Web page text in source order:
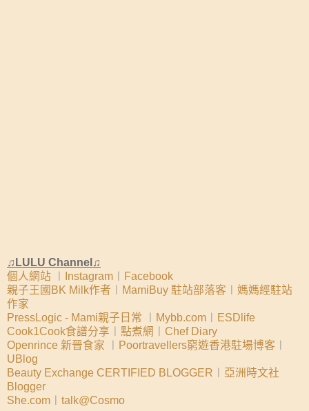
♫LULU Channel♫
個人網站
Instagram
Facebook
親子王國BK Milk作者
MamiBuy 駐站部落客
媽媽經駐站
作家
PressLogic - Mami親子日常
Mybb.com
ESDlife
Cook1Cook食譜分享
點煮網
Chef Diary
Openrince 新晉食家
Poortravellers窮遊香港駐場博客
UBlog
Beauty Exchange CERTIFIED BLOGGER
亞洲時文社
Blogger
She.com
talk@Cosmo